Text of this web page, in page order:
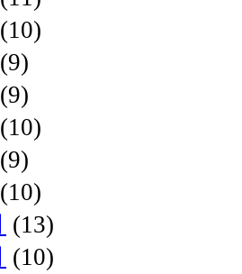
(10)
(9)
(9)
(10)
(9)
(10)
(13)
(10)